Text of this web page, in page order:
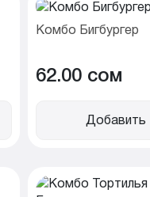
Комбо Бигбургер
62.00 cом
Добавить